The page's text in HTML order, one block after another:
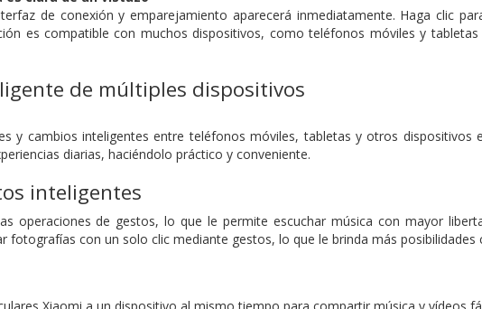
de conexión y emparejamiento aparecerá inmediatamente. Haga clic
es compatible con muchos dispositivos, como teléfonos móviles y
de múltiples dispositivos
y cambios inteligentes entre teléfonos móviles, tabletas y otros dispositivos
diarias, haciéndolo práctico y conveniente.
inteligentes
operaciones de gestos, lo que le permite escuchar música con mayor
fotografías con un solo clic mediante gestos, lo que le brinda más posibilidades